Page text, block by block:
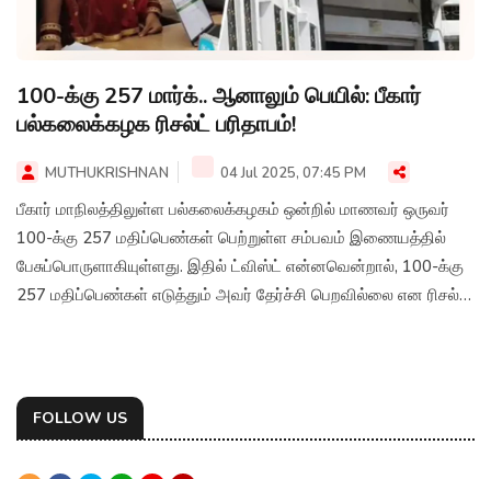
100-க்கு 257 மார்க்.. ஆனாலும் பெயில்: பீகார்
பல்கலைக்கழக ரிசல்ட் பரிதாபம்!
MUTHUKRISHNAN 04 Jul 2025, 07:45 PM
பீகார் மாநிலத்திலுள்ள பல்கலைக்கழகம் ஒன்றில் மாணவர் ஒருவர்
100-க்கு 257 மதிப்பெண்கள் பெற்றுள்ள சம்பவம் இணையத்தில்
பேசுப்பொருளாகியுள்ளது. இதில் ட்விஸ்ட் என்னவென்றால், 100-க்கு
257 மதிப்பெண்கள் எடுத்தும் அவர் தேர்ச்சி பெறவில்லை என ரிசல்ட்
FOLLOW US